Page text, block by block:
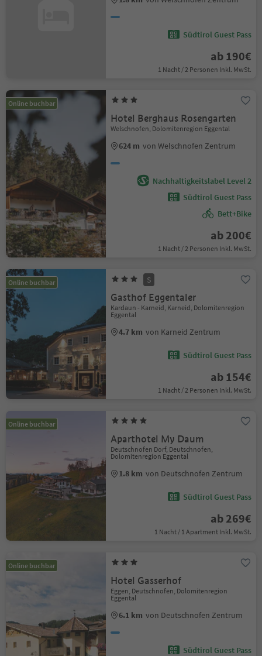
Südtirol Guest Pass
ab 190€
1 Nacht / 2 Personen Inkl. MwSt.
Online buchbar
Hotel Berghaus Rosengarten
Welschnofen, Dolomitenregion Eggental
624 m von Welschnofen Zentrum
Nachhaltigkeitslabel Level 2
Südtirol Guest Pass
Bett+Bike
ab 200€
1 Nacht / 2 Personen Inkl. MwSt.
Online buchbar S
Gasthof Eggentaler
Kardaun - Karneid, Karneid, Dolomitenregion
Eggental
4.7 km von Karneid Zentrum
Südtirol Guest Pass
ab 154€
1 Nacht / 2 Personen Inkl. MwSt.
Online buchbar
Aparthotel My Daum
Deutschnofen Dorf, Deutschnofen,
Dolomitenregion Eggental
1.8 km von Deutschnofen Zentrum
Südtirol Guest Pass
ab 269€
1 Nacht / 1 Apartment Inkl. MwSt.
Online buchbar
Hotel Gasserhof
Eggen, Deutschnofen, Dolomitenregion
Eggental
6.1 km von Deutschnofen Zentrum
Südtirol Guest Pass